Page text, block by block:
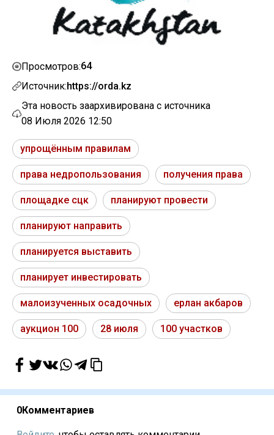
Просмотров:64
Источник:https://orda.kz
Эта новость заархивирована с источника
08 Июля 2026 12:50
упрощённым правилам
права недропользования получения права
площадке сцк планируют провести
планируют направить
планируется выставить
планирует инвестировать
малоизученных осадочных ерлан акбаров
аукцион 100 28 июля 100 участков
0Комментариев